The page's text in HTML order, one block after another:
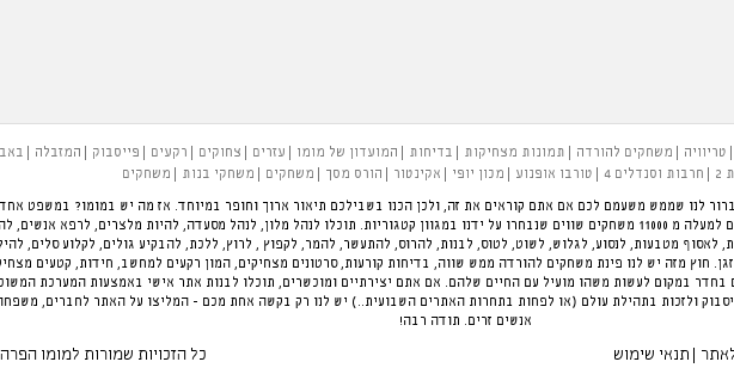
טריוויה משחקים להורדה תמונות מצחיקות בדיחות המועדון של מומו עזרים צחוקים רקעים פייסבוק המזבלה
חרבות וסנדלים 4 טורבו אופנוע מכון יופי אקינטור הורס מסך משחקים משחקי בנות משחקים
לנו שממש משעמם לכם אם אתם קוראים את זה, ולכן הכנו בשבילכם תיאור ארוך וחופר במיוחד. אז מה יש במומו? במשפט
להעביר את הזמן בכיף. פינת המשחקים הגדולה בארץ עם למעלה מ 11000 משחקים שווים שנבחרו על ידנו במגוון קטגוריות. תוכלו לנהל מלון, לנהל מסעדה, להיות מלצרים,
לאסוף מטבעות, לנסוע, לגלוש, לשוט, לטוס, לבנות, להרוס, להתעשר, להמר, לקפוץ , לרוץ, ללכת, להבקיע גולים, לקלוע סלים,
חוץ מזה יש לנו פינת משחקים להורדה ממש שווה, בדיחות קורעות, סרטונים מצחיקים, המון רקעים למחשב, חידות, קטעים
במקום לעשות משהו מועיל עם החיים שלהם. אם אתם יצירתיים ומוכשרים, תוכלו לבנות אתר אישי באמצעות המערכת
ולזכות בתהילת עולם (או לפחות בתחרות האתרים השבועית..) יש לנו רק בקשה אחת מכם - המליצו על האתר לחברים,
אנשים זרים. תודה רבה!
תנאי שימוש כל הזכויות שמורות למומו הפרה 2004-2026 ©